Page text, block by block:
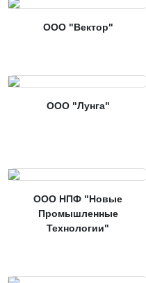
ООО "Вектор"
ООО "Лунга"
ООО НПФ "Новые
Промышленные
Технологии"